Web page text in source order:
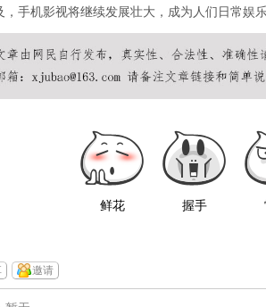
，手机影视将继续发展壮大，成为人们日常娱
鲜花 握手
邀请